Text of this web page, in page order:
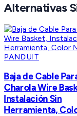
Alternativas
PANDUIT
Baja de Cable
Charola Wire
Instalación Sin
Herramienta,